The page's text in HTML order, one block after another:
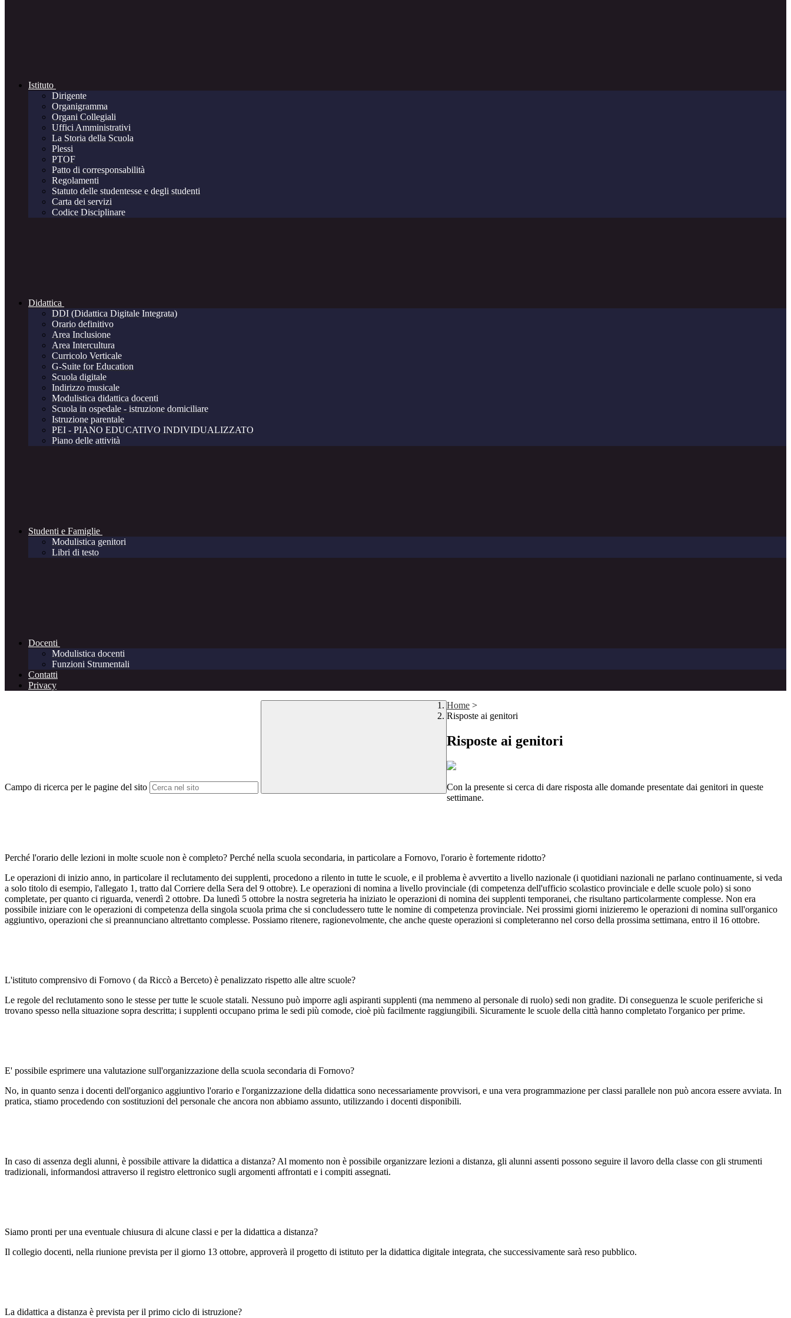
Istituto
Dirigente
Organigramma
Organi Collegiali
Uffici Amministrativi
La Storia della Scuola
Plessi
PTOF
Patto di corresponsabilità
Regolamenti
Statuto delle studentesse e degli studenti
Carta dei servizi
Codice Disciplinare
Didattica
DDI (Didattica Digitale Integrata)
Orario definitivo
Area Inclusione
Area Intercultura
Curricolo Verticale
G-Suite for Education
Scuola digitale
Indirizzo musicale
Modulistica didattica docenti
Scuola in ospedale - istruzione domiciliare
Istruzione parentale
PEI - PIANO EDUCATIVO INDIVIDUALIZZATO
Piano delle attività
Studenti e Famiglie
Modulistica genitori
Libri di testo
Docenti
Modulistica docenti
Funzioni Strumentali
Contatti
Privacy
Campo di ricerca per le pagine del sito
Home >
Risposte ai genitori
Risposte ai genitori
Con la presente si cerca di dare risposta alle domande presentate dai genitori in queste
settimane.
Perché l'orario delle lezioni in molte scuole non è completo? Perché nella scuola secondaria, in particolare a Fornovo, l'orario è fortemente ridotto?
Le operazioni di inizio anno, in particolare il reclutamento dei supplenti, procedono a rilento in tutte le scuole, e il problema è avvertito a livello nazionale (i quotidiani nazionali ne parlano continuamente, si veda
a solo titolo di esempio, l'allegato 1, tratto dal Corriere della Sera del 9 ottobre). Le operazioni di nomina a livello provinciale (di competenza dell'ufficio scolastico provinciale e delle scuole polo) si sono
completate, per quanto ci riguarda, venerdì 2 ottobre. Da lunedì 5 ottobre la nostra segreteria ha iniziato le operazioni di nomina dei supplenti temporanei, che risultano particolarmente complesse. Non era
possibile iniziare con le operazioni di competenza della singola scuola prima che si concludessero tutte le nomine di competenza provinciale. Nei prossimi giorni inizieremo le operazioni di nomina sull'organico
aggiuntivo, operazioni che si preannunciano altrettanto complesse. Possiamo ritenere, ragionevolmente, che anche queste operazioni si completeranno nel corso della prossima settimana, entro il 16 ottobre.
L'istituto comprensivo di Fornovo ( da Riccò a Berceto) è penalizzato rispetto alle altre scuole?
Le regole del reclutamento sono le stesse per tutte le scuole statali. Nessuno può imporre agli aspiranti supplenti (ma nemmeno al personale di ruolo) sedi non gradite. Di conseguenza le scuole periferiche si
trovano spesso nella situazione sopra descritta; i supplenti occupano prima le sedi più comode, cioè più facilmente raggiungibili. Sicuramente le scuole della città hanno completato l'organico per prime.
E' possibile esprimere una valutazione sull'organizzazione della scuola secondaria di Fornovo?
No, in quanto senza i docenti dell'organico aggiuntivo l'orario e l'organizzazione della didattica sono necessariamente provvisori, e una vera programmazione per classi parallele non può ancora essere avviata. In
pratica, stiamo procedendo con sostituzioni del personale che ancora non abbiamo assunto, utilizzando i docenti disponibili.
In caso di assenza degli alunni, è possibile attivare la didattica a distanza? Al momento non è possibile organizzare lezioni a distanza, gli alunni assenti possono seguire il lavoro della classe con gli strumenti
tradizionali, informandosi attraverso il registro elettronico sugli argomenti affrontati e i compiti assegnati.
Siamo pronti per una eventuale chiusura di alcune classi e per la didattica a distanza?
Il collegio docenti, nella riunione prevista per il giorno 13 ottobre, approverà il progetto di istituto per la didattica digitale integrata, che successivamente sarà reso pubblico.
La didattica a distanza è prevista per il primo ciclo di istruzione?